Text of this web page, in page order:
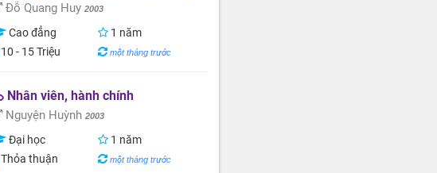
Đỗ Quang Huy2003
Cao đẳng
1 năm
10 - 15 Triệu
một tháng trước
Nhân viên, hành chính
Nguyện Huỳnh2003
Đại học
1 năm
Thỏa thuận
một tháng trước